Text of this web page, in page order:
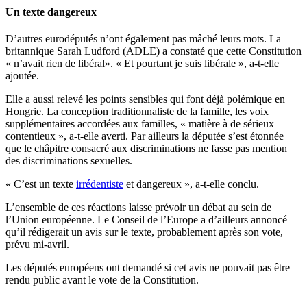
Un texte dangereux
D’autres eurodéputés n’ont également pas mâché leurs mots. La
britannique Sarah Ludford (ADLE) a constaté que cette Constitution
« n’avait rien de libéral». « Et pourtant je suis libérale », a-t-elle
ajoutée.
Elle a aussi relevé les points sensibles qui font déjà polémique en
Hongrie. La conception traditionnaliste de la famille, les voix
supplémentaires accordées aux familles, « matière à de sérieux
contentieux », a-t-elle averti. Par ailleurs la députée s’est étonnée
que le châpitre consacré aux discriminations ne fasse pas mention
des discriminations sexuelles.
« C’est un texte irrédentiste et dangereux », a-t-elle conclu.
L’ensemble de ces réactions laisse prévoir un débat au sein de
l’Union européenne. Le Conseil de l’Europe a d’ailleurs annoncé
qu’il rédigerait un avis sur le texte, probablement après son vote,
prévu mi-avril.
Les députés européens ont demandé si cet avis ne pouvait pas être
rendu public avant le vote de la Constitution.